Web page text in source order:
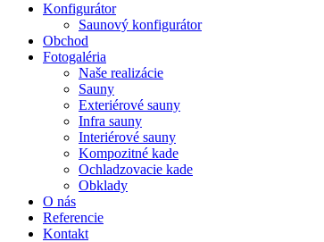
Konfigurátor
Saunový konfigurátor
Obchod
Fotogaléria
Naše realizácie
Sauny
Exteriérové sauny
Infra sauny
Interiérové sauny
Kompozitné kade
Ochladzovacie kade
Obklady
O nás
Referencie
Kontakt